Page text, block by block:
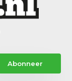
Abonneer